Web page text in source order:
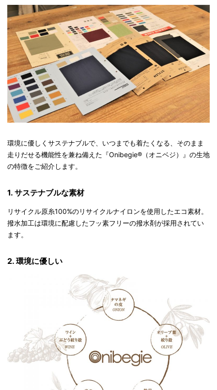
環境に優しくサステナブルで、いつまでも着たくなる、そのまま
走りだせる機能性を兼ね備えた『Onibegie®（オニベジ）』の生地
の特徴をご紹介します。
1. サステナブルな素材
リサイクル原糸100%のリサイクルナイロンを使用したエコ素材。
撥水加工は環境に配慮したフッ素フリーの撥水剤が採用されてい
ます。
2. 環境に優しい